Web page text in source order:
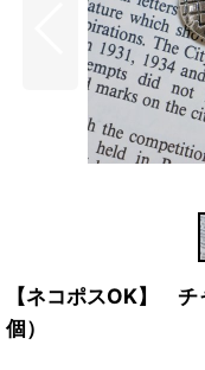
【ネコポスOK】
個）